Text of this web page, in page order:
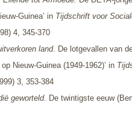
Guinea’ in Tijdschrift voor
4, 345-370
land. De lotgevallen van
Nieuw-Guinea (1949-1962)’ in
3, 353-384
geworteld. De twintigste eeuw